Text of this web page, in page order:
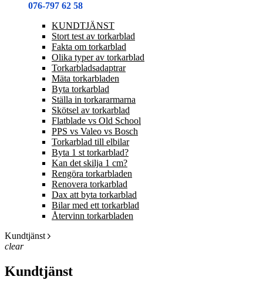
076-797 62 58
KUNDTJÄNST
Stort test av torkarblad
Fakta om torkarblad
Olika typer av torkarblad
Torkarbladsadaptrar
Mäta torkarbladen
Byta torkarblad
Ställa in torkararmarna
Skötsel av torkarblad
Flatblade vs Old School
PPS vs Valeo vs Bosch
Torkarblad till elbilar
Byta 1 st torkarblad?
Kan det skilja 1 cm?
Rengöra torkarbladen
Renovera torkarblad
Dax att byta torkarblad
Bilar med ett torkarblad
Återvinn torkarbladen
Kundtjänst
clear
Kundtjänst